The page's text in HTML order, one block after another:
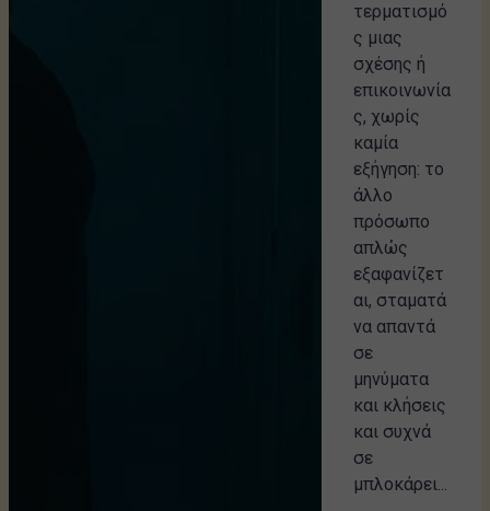
τερματισμό
ς μιας
σχέσης ή
επικοινωνία
ς, χωρίς
καμία
εξήγηση: το
άλλο
πρόσωπο
απλώς
εξαφανίζετ
αι, σταματά
να απαντά
σε
μηνύματα
και κλήσεις
και συχνά
σε
μπλοκάρει...